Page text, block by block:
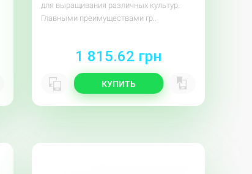
для выращивания различных культур.
Главными преимуществами гр..
1 815.62 грн
КУПИТЬ